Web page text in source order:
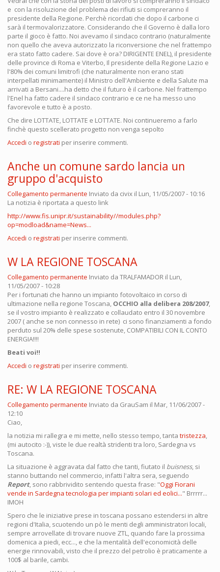
e con la risoluzione del problema dei rifiuti si compreranno il
presidente della Regione. Perchè ricordati che dopo il carbone ci
sarà il termovalorizzatore. Considerando che il Governo è dalla loro
parte il gioco è fatto. Noi avevamo il sindaco contrario (naturalmente
non quello che aveva autorizzato la riconversione che nel frattempo
era stato fatto cadere. Sai dove è ora? DIRIGENTE ENEL), il presidente
delle province di Roma e Viterbo, Il presidente della Regione Lazio e
l'80% dei comuni limitrofi (che naturalmente non erano stati
interpellati minimamente) il Ministro dell'Ambiente e della Salute ma
arrivati a Bersani....ha detto che il futuro è il carbone. Nel frattempo
l'Enel ha fatto cadere il sindaco contrario e ce ne ha messo uno
favorevole e tutto è a posto.
Che dire LOTTATE, LOTTATE e LOTTATE. Noi continueremo a farlo
finchè questo scellerato progetto non venga sepolto
Accedi o registrati per inserire commenti.
Anche un comune sardo lancia un
gruppo d'acquisto
Collegamento permanente Inviato da civix il Lun, 11/05/2007 - 10:16
La notizia è riportata a questo link
http://www.fis.unipr.it/sustainability//modules.php?
op=modload&name=News...
Accedi o registrati per inserire commenti.
W LA REGIONE TOSCANA
Collegamento permanente Inviato da TRALFAMADOR il Lun,
11/05/2007 - 10:28
Per i fortunati che hanno un impianto fotovoltaico in corso di
ultimazione nella regione Toscana, OCCHIO alla delibera 208/2007,
se il vostro impianto è realizzato e collaudato entro il 30 novembre
2007 ( anche se non connesso in rete) ci sono finanziamenti a fondo
perduto sul 20% delle spese sostenute, COMPATIBILI CON IL CONTO
ENERGIA!!!!
Beati voi!!
Accedi o registrati per inserire commenti.
RE: W LA REGIONE TOSCANA
Collegamento permanente Inviato da GrauSam il Mar, 11/06/2007 -
12:10
Ciao,
la notizia mi rallegra e mi mette, nello stesso tempo, tanta tristezza
(mi autocito :-)), viste le due realtà stridenti tra loro, Sardegna vs
Toscana.
La situazione è aggravata dal fatto che tanti, fiutato il buisness, si
stanno buttando nel commercio, infatti l'altra sera, seguendo
Report, sono rabbrividito sentendo questa frase: "Oggi Fiorani
vende in Sardegna tecnologia per impianti solari ed eolici..." Brrrrr...
IMOH
Spero che le iniziative prese in toscana possano estendersi in altre
regioni d'Italia, scuotendo un pò le menti degli amministratori locali,
sempre arrovellate di trovare nuove ZTL, quando fare la prossima
domenica a piedi, ecc..., e che la mentalità dell'economicità delle
energie rinnovabili, visto che il prezzo del petrolio è praticamente a
100$ al barile, cambi.